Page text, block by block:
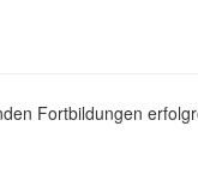
Fortbildungen